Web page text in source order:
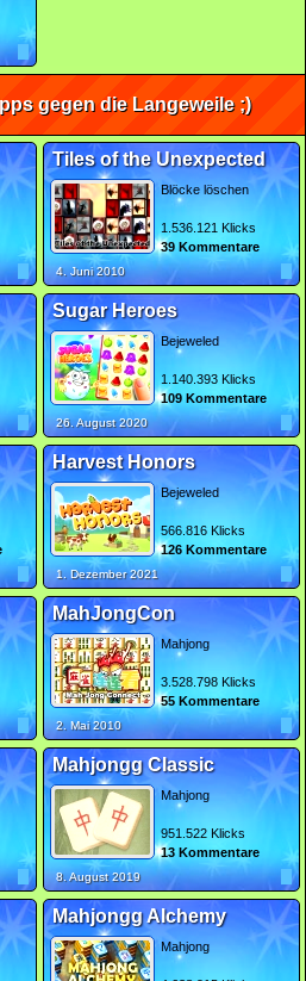
gegen die Langeweile ;)
Tiles of the Unexpected
Blöcke löschen
1.536.121 Klicks
39 Kommentare
4. Juni 2010
Sugar Heroes
Bejeweled
1.140.393 Klicks
109 Kommentare
26. August 2020
Harvest Honors
Bejeweled
566.816 Klicks
126 Kommentare
1. Dezember 2021
MahJongCon
Mahjong
3.528.798 Klicks
55 Kommentare
2. Mai 2010
Mahjongg Classic
Mahjong
951.522 Klicks
13 Kommentare
8. August 2019
Mahjongg Alchemy
Mahjong